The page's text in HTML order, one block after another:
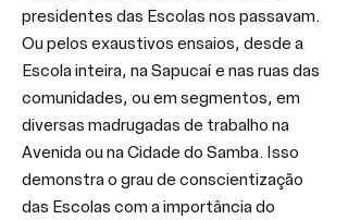
presidentes das Escolas nos passavam.
Ou pelos exaustivos ensaios, desde a
Escola inteira, na Sapucaí e nas ruas das
comunidades, ou em segmentos, em
diversas madrugadas de trabalho na
Avenida ou na Cidade do Samba. Isso
demonstra o grau de conscientização
das Escolas com a importância do